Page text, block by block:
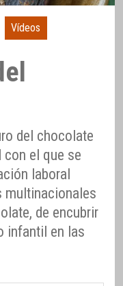
Vídeos
del chocolate
el que se
laboral
multinacionales
de encubrir
infantil en las